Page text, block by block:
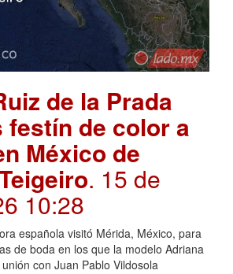
de la Prada
festín de color a
México de
. 15 de
10:28
española visitó Mérida, México, para
de boda en los que la modelo Adriana
con Juan Pablo Vildosola